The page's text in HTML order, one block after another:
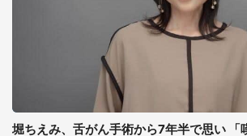
堀ちえみ、舌がん手術から7年半で思い 「